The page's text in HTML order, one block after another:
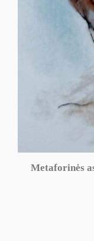
Metaforinės